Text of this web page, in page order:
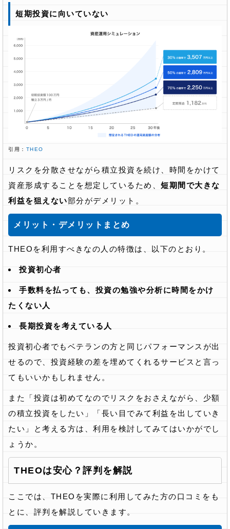
短期投資に向いていない
引用： THEO
リスクを分散させながら積立投資を続け、時間をかけて
資産形成することを想定しているため、 短期間で大きな
利益を狙えない部分がデメリット。
メリット・デメリットまとめ
THEOを利用すべきなの人の特徴は、以下のとおり。
投資初心者
手数料を払っても、投資の勉強や分析に時間をかけ
たくない人
長期投資を考えている人
投資初心者でもベテランの方と同じパフォーマンスが出
せるので、投資経験の差を埋めてくれるサービスと言っ
てもいいかもしれません。
また「投資は初めてなのでリスクをおさえながら、少額
の積立投資をしたい」「長い目でみて利益を出していき
たい」と考える方は、利用を検討してみてはいかがでし
ょうか。
THEOは安心？評判を解説
ここでは、THEOを実際に利用してみた方の口コミをも
とに、評判を解説していきます。